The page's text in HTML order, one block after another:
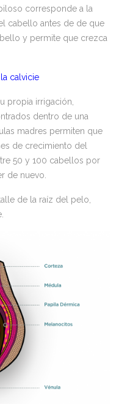
corresponde a la
cabello antes de de que
y permite que crezca
calvicie
propia irrigación,
dentro de una
madres permiten que
de crecimiento del
50 y 100 cabellos por
de nuevo.
de la raíz del pelo,